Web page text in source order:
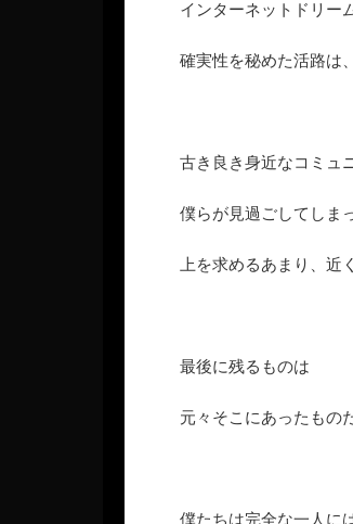
インターネットドリー
確実性を秘めた活路は
古き良き身近なコミュ
僕らが見過ごしてしま
上を求めるあまり、近
最後に残るものは
元々そこにあったもの
僕たちは完全な一人に